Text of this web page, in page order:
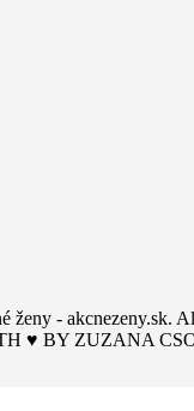
- akcnezeny.sk.
♥ BY ZUZANA